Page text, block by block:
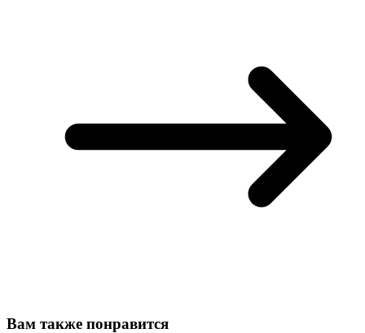
Вам также понравится